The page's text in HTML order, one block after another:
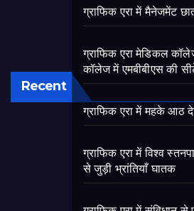
Recent
ग्राफिक एरा में मैनेजमेंट
ग्राफिक एरा मेडिकल
कॉलेज में एमबीबीएस की
ग्राफिक एरा में महके आठ
ग्राफिक एरा में विश्व
से जुड़ी भ्रांतियाँ घातक